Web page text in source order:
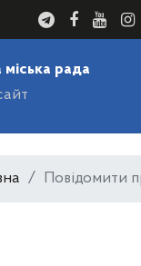
міська рада
Повідомити